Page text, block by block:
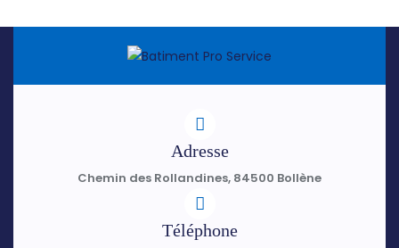
Adresse
Chemin des Rollandines, 84500 Bollène
Téléphone